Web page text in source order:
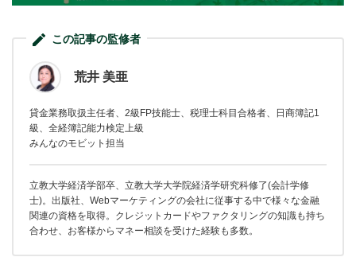
この記事の監修者
荒井 美亜
貸金業務取扱主任者、2級FP技能士、税理士科目合格者、日商簿記1
級、全経簿記能力検定上級
みんなのモビット担当
立教大学経済学部卒、立教大学大学院経済学研究科修了(会計学修
士)。出版社、Webマーケティングの会社に従事する中で様々な金融
関連の資格を取得。クレジットカードやファクタリングの知識も持ち
合わせ、お客様からマネー相談を受けた経験も多数。